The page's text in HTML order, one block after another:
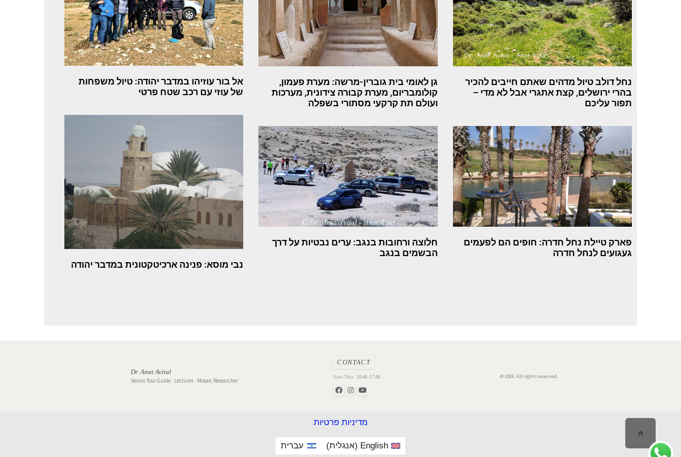
נחל דולב טיול מדהים שאתם חייבים להכיר
בהרי ירושלים, קצת אתגרי אבל לא מדי –
תפור עליכם
גן לאומי בית גוברין-מרשה: מערת פעמון,
קולומבריום, מערת קבורה צידונית, מערכות
ועולם תת קרקעי מסתורי בשפלה
אל בור עוזיהו במדבר יהודה: טיול משפחות
של עוזי עם רכב שטח פרטי
פארק טיילת נחל חדרה: חופים הם לפעמים
געגועים לנחל חדרה
חלוצה ורחובות בנגב: ערים נבטיות על דרך
הבשמים בנגב
נבי מוסא: פנינה ארכיטקטונית במדבר יהודה
© 2026. All rights reserved.
CONTACT
Sun–Thu · 10:00–17:00
Dr. Anat Avital
Senior Tour Guide · Lecturer · Mosaic Researcher
לראש
מדיניות פרטיות
English
(אנגלית) עברית